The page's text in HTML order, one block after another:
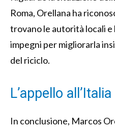
Roma, Orellana ha
trovano le autorità locali e
impegni per migliorarla
del riciclo.
L’appello all’Italia
In conclusione, Marcos